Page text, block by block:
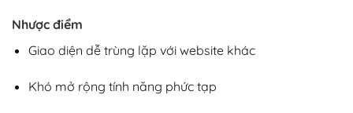
Nhược điểm
Giao diện dễ trùng lặp với website khác
Khó mở rộng tính năng phức tạp